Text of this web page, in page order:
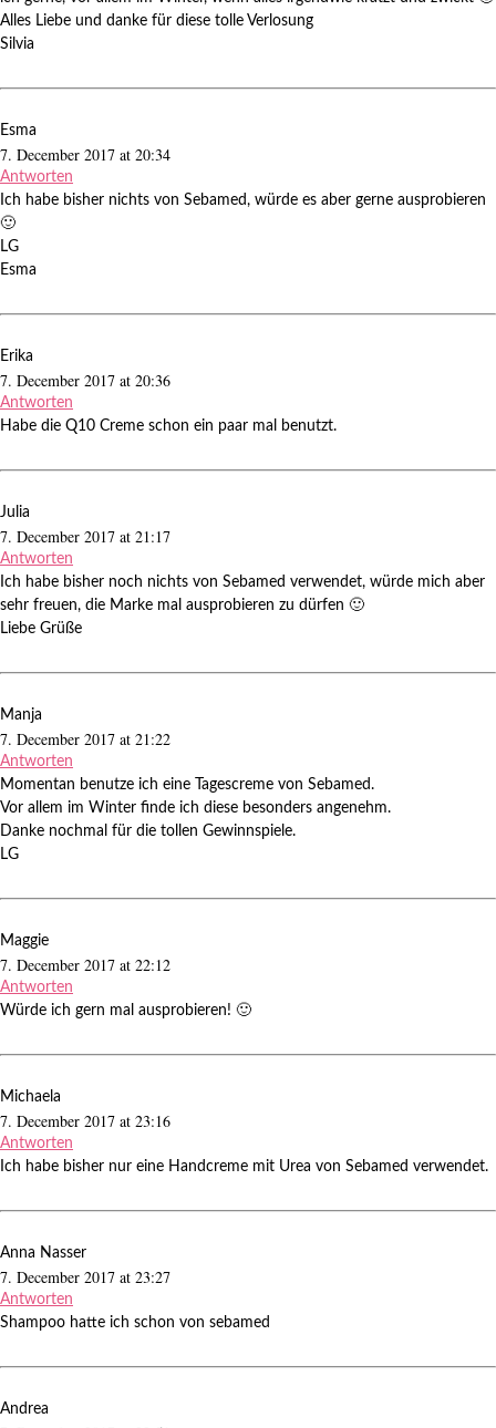
Alles Liebe und danke für diese tolle Verlosung
Silvia
Esma
7. December 2017 at 20:34
Antworten
Ich habe bisher nichts von Sebamed, würde es aber gerne ausprobieren
🙂
LG
Esma
Erika
7. December 2017 at 20:36
Antworten
Habe die Q10 Creme schon ein paar mal benutzt.
Julia
7. December 2017 at 21:17
Antworten
Ich habe bisher noch nichts von Sebamed verwendet, würde mich aber
sehr freuen, die Marke mal ausprobieren zu dürfen 🙂
Liebe Grüße
Manja
7. December 2017 at 21:22
Antworten
Momentan benutze ich eine Tagescreme von Sebamed.
Vor allem im Winter finde ich diese besonders angenehm.
Danke nochmal für die tollen Gewinnspiele.
LG
Maggie
7. December 2017 at 22:12
Antworten
Würde ich gern mal ausprobieren! 🙂
Michaela
7. December 2017 at 23:16
Antworten
Ich habe bisher nur eine Handcreme mit Urea von Sebamed verwendet.
Anna Nasser
7. December 2017 at 23:27
Antworten
Shampoo hatte ich schon von sebamed
Andrea